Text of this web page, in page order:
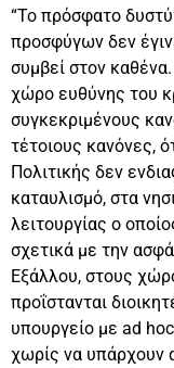
“Το πρόσφατο
προσφύγων δεν
συμβεί στον
χώρο ευθύνης του
συγκεκριμένους
τέτοιους κανόνες,
Πολιτικής δεν
καταυλισμό, στα
λειτουργίας ο
σχετικά με την
Εξάλλου, στους
προΐστανται
υπουργείο με ad
χωρίς να υπάρχουν